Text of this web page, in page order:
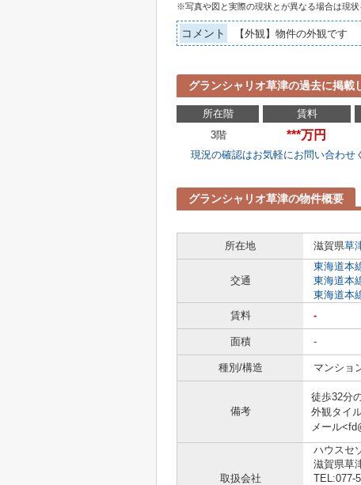
※写真や図と実際の現状とが異なる場合は現状
コメント 【外観】物件の外観です
グランシャリオ草津の過去に掲載
所在階 賃料
3階
***万円
現況の確認はお気軽にお問い合わせ
グランシャリオ草津の物件概要
所在地
滋賀県草
交通
東海道本
東海道本
東海道本
賃料
-
面積 -
種別/構造 マンショ
備考
徒歩32分
外観タイ
メール
取扱会社
ハウスセ
滋賀県草
TEL:077-